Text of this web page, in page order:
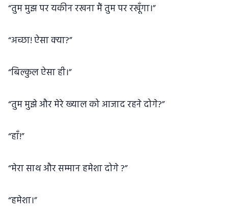
“तुम मुझ पर यकीन रखना मैं तुम पर रखूँगा।”
“अच्छा! ऐसा क्या?”
“बिल्कुल ऐसा ही।”
“तुम मुझे और मेरे ख्याल को आजाद रहने दोगे?”
“हाँ!”
“मेरा साथ और सम्मान हमेशा दोगे ?”
“हमेशा।”